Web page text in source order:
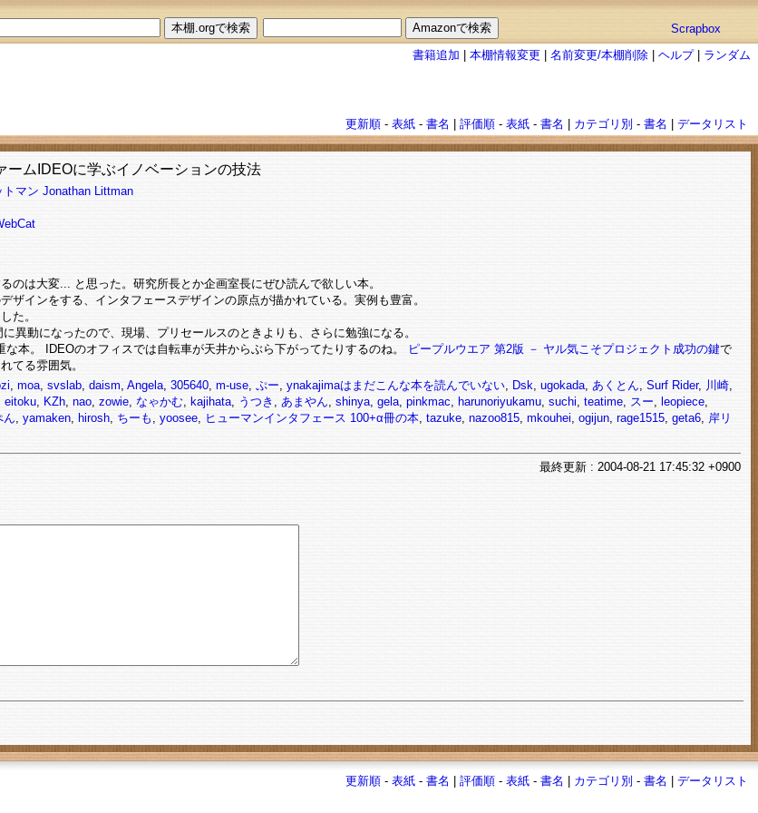
Scrapbox
書籍追加 |本棚情報変更 |名前変更/本棚削除 |ヘルプ| ランダム
更新順 -表紙 -書名 |評価順 -表紙 -書名 カテゴリ別 -書名 |データリスト
ムIDEOに学ぶイノベーションの技法
トマン Jonathan Littman
のは大変... と思った。研究所長とか企画室長にぜひ読んで欲しい本。
ザインをする、インタフェースデザインの原点が描かれている。実例も豊富。
た。
異動になったので、現場、プリセールスのときよりも、さらに勉強になる。
な本。 IDEOのオフィスでは自転車が天井からぶら下がってたりするのね。 ピープルウエア 第2版 － ヤル気こそプロジェクト成功の鍵で
てる雰囲気。
, moa, svslab, daism, Angela, 305640, m-use, ぷー, ynakajimaはまだこんな本を読んでいない, Dsk, ugokada, あくとん, Surf Rider, 川崎,
eitoku, KZh, nao, zowie, なゃかむ, kajihata, うつき , あまやん, shinya, gela, pinkmac, harunoriyukamu, suchi, teatime, スー, leopiece,
ん, yamaken, hirosh, ちーも , yoosee, ヒューマンインタフェース 100+α冊の本, tazuke, nazoo815, mkouhei, ogijun, rage1515, geta6, 岸リ
最終更新: 2004-08-21 17:45:32 +0900
更新順 -表紙 -書名 |評価順 -表紙 -書名 カテゴリ別 -書名 |データリスト